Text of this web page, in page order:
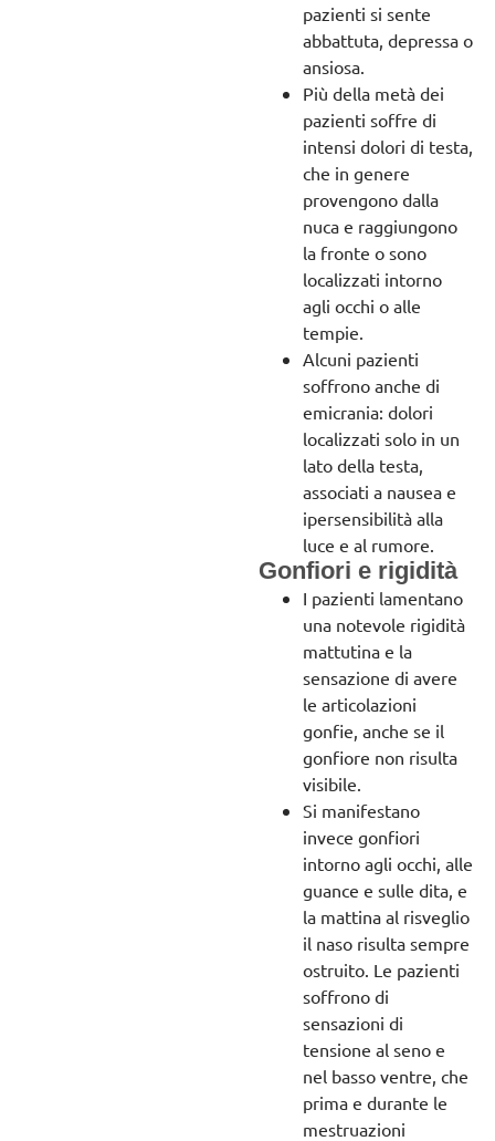
pazienti si sente
abbattuta, depressa o
ansiosa.
Più della metà dei
pazienti soffre di
intensi dolori di testa,
che in genere
provengono dalla
nuca e raggiungono
la fronte o sono
localizzati intorno
agli occhi o alle
tempie.
Alcuni pazienti
soffrono anche di
emicrania: dolori
localizzati solo in un
lato della testa,
associati a nausea e
ipersensibilità alla
luce e al rumore.
Gonfiori e rigidità
I pazienti lamentano
una notevole rigidità
mattutina e la
sensazione di avere
le articolazioni
gonfie, anche se il
gonfiore non risulta
visibile.
Si manifestano
invece gonfiori
intorno agli occhi, alle
guance e sulle dita, e
la mattina al risveglio
il naso risulta sempre
ostruito. Le pazienti
soffrono di
sensazioni di
tensione al seno e
nel basso ventre, che
prima e durante le
mestruazioni